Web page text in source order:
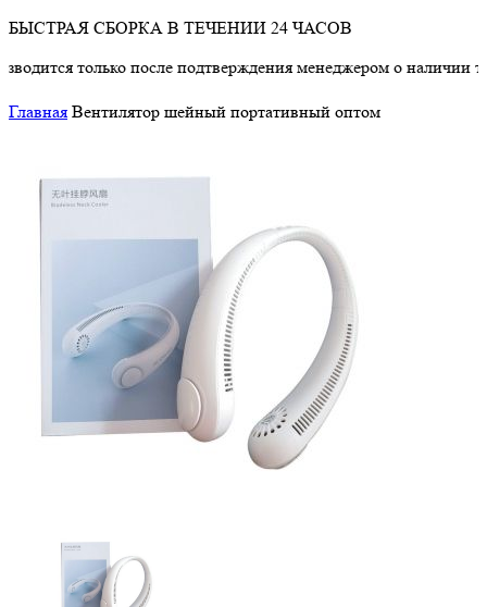
БЫСТРАЯ СБОРКА В ТЕЧЕНИИ 24 ЧАСОВ
только после подтверждения менеджером о наличии товара.
Главная Вентилятор шейный портативный оптом